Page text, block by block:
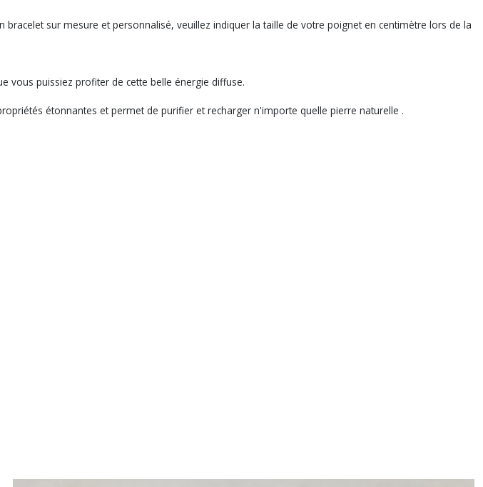
sur mesure et personnalisé, veuillez indiquer la taille de votre poignet en centimètre lors de la
vous puissiez profiter de cette belle énergie diffuse.
étonnantes et permet de purifier et recharger n'importe quelle pierre naturelle .